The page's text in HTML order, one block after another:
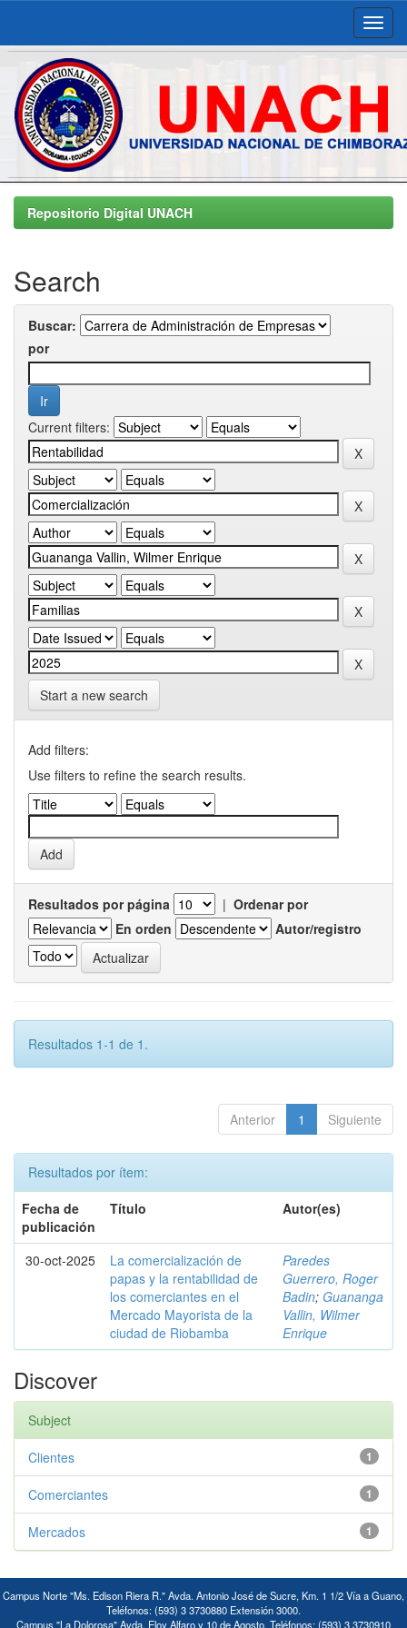
Skip
navigationRepositorio Digital UNACH
Search
Buscar:
por
Current filters:
Start a new search
Add filters:
Use filters to refine the search results.
Resultados por página | Ordenar por
En orden
Autor/registro
Resultados 1-1 de 1.
Anterior 1 Siguiente
Resultados por ítem:
Fecha de
publicación
Título Autor(es)
30-oct-2025
La comercialización de
papas y la rentabilidad de
los comerciantes en el
Mercado Mayorista de la
ciudad de Riobamba
Paredes
Guerrero, Roger
Badin; Guananga
Vallin, Wilmer
Enrique
Discover
Subject
1
Clientes
1
Comerciantes
1
Mercados
Campus Norte "Ms. Edison Riera R." Avda. Antonio José de Sucre, Km. 1 1/2 Vía a Guano,
Teléfonos: (593) 3 3730880 Extensión 3000.
Campus "La Dolorosa" Avda. Eloy Alfaro y 10 de Agosto. Teléfonos: (593) 3 3730910